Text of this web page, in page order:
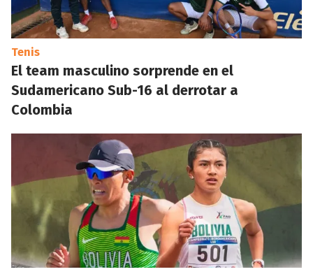
Tenis
El team masculino sorprende en el
Sudamericano Sub-16 al derrotar a
Colombia